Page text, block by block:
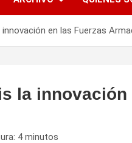
en las Fuerzas
la innovación
4 minutos